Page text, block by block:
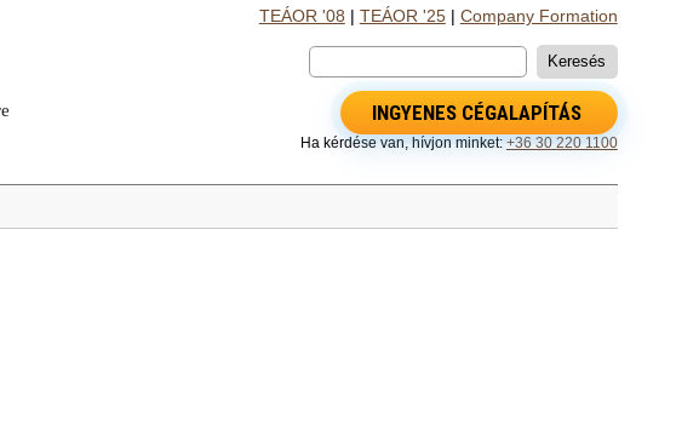
TEÁOR '08 TEÁOR '25| Company Formation
INGYENES CÉGALAPÍTÁS
Ha kérdése van, hívjon minket: +36 30 220 1100